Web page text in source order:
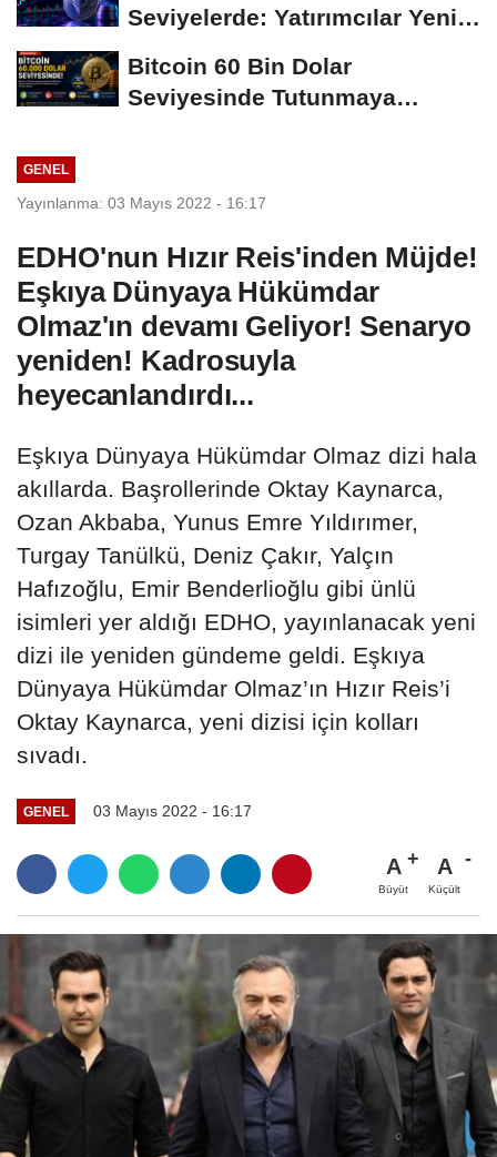
Seviyelerde: Yatırımcılar Yeni
Bitcoin 60 Bin Dolar
Seviyesinde Tutunmaya
GENEL
Yayınlanma: 03 Mayıs 2022 - 16:17
EDHO'nun Hızır Reis'inden Müjde!
Eşkıya Dünyaya Hükümdar
Olmaz'ın devamı Geliyor! Senaryo
yeniden! Kadrosuyla
heyecanlandırdı...
Eşkıya Dünyaya Hükümdar Olmaz dizi hala
akıllarda. Başrollerinde Oktay Kaynarca,
Ozan Akbaba, Yunus Emre Yıldırımer,
Turgay Tanülkü, Deniz Çakır, Yalçın
Hafızoğlu, Emir Benderlioğlu gibi ünlü
isimleri yer aldığı EDHO, yayınlanacak yeni
dizi ile yeniden gündeme geldi. Eşkıya
Dünyaya Hükümdar Olmaz’ın Hızır Reis’i
Oktay Kaynarca, yeni dizisi için kolları
sıvadı.
GENEL 03 Mayıs 2022 - 16:17
A
Büyüt
A
Küçült